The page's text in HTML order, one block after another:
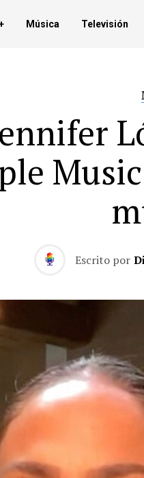
Música Televisión
Escrito por